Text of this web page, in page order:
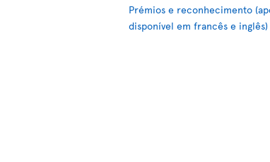
Prémios e reconhecimento
disponível em francês e inglês)